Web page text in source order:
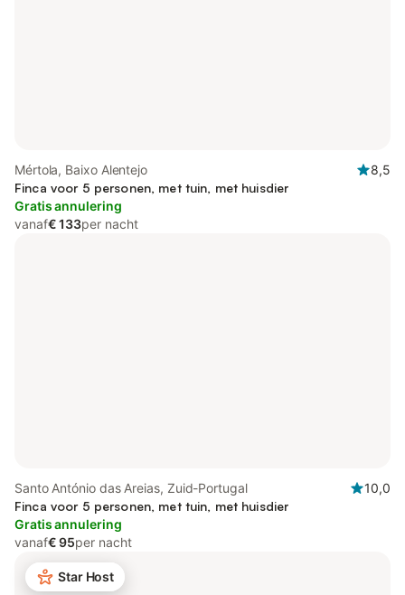
Mértola, Baixo Alentejo
8,5
Finca voor 5 personen, met tuin, met huisdier
Gratis annulering
vanaf€ 133per nacht
Santo António das Areias, Zuid-Portugal
10,0
Finca voor 5 personen, met tuin, met huisdier
Gratis annulering
vanaf€ 95per nacht
Star Host